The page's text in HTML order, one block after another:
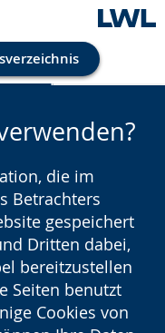
die im
Betrachters
gespeichert
Dritten dabei,
bereitzustellen
Seiten benutzt
Cookies von